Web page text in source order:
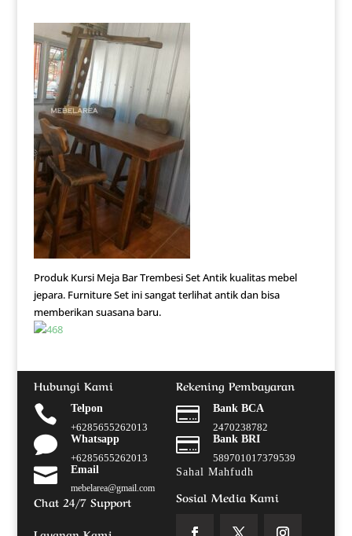
Produk Kursi Meja Bar Trembesi Set Antik kualitas mebel
jepara. Furniture Set ini sangat terlihat antik dan bisa
memberikan suasana baru.
Hubungi Kami

Telpon
+6285655262013

Whatsapp
+6285655262013
 Email
mebelarea@gmail.com
Chat 24/7 Support
Rekening Pembayaran

Bank BCA
2470238782

Bank BRI
589701017379539
Sahal Mahfudh
Sosial Media Kami